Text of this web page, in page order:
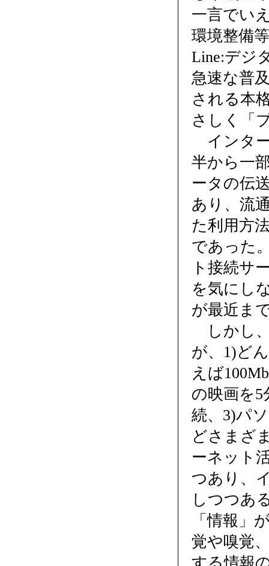
一言でい
環境整備
Line:デジ
急速な普
される本
さしく「
インタ
半から一
ータの伝
あり、流
た利用方
であった
ト接続サ
を気にし
が最近ま
しかし
が、1)ど
えば
の映画を5
続、3)パ
どさまざ
ーネット
つあり、
しつつあ
「情報」
覚や嗅覚